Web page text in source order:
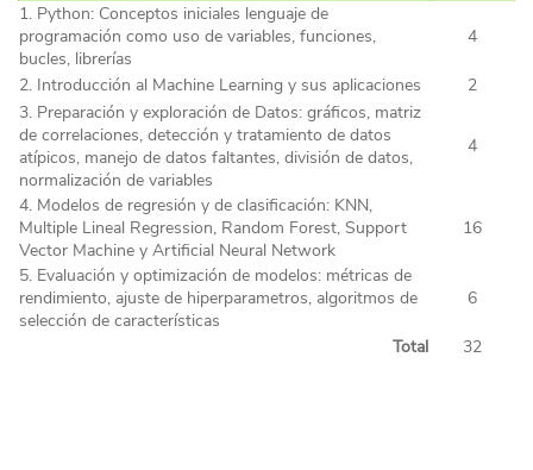
1. Python: Conceptos iniciales lenguaje de
programación como uso de variables, funciones,
bucles, librerías
4
2. Introducción al Machine Learning y sus aplicaciones
2
3. Preparación y exploración de Datos: gráficos, matriz
de correlaciones, detección y tratamiento de datos
atípicos, manejo de datos faltantes, división de datos,
normalización de variables
4
4. Modelos de regresión y de clasificación: KNN,
Multiple Lineal Regression, Random Forest, Support
Vector Machine y Artificial Neural Network
16
5. Evaluación y optimización de modelos: métricas de
rendimiento, ajuste de hiperparametros, algoritmos de
selección de características
6
Total 32